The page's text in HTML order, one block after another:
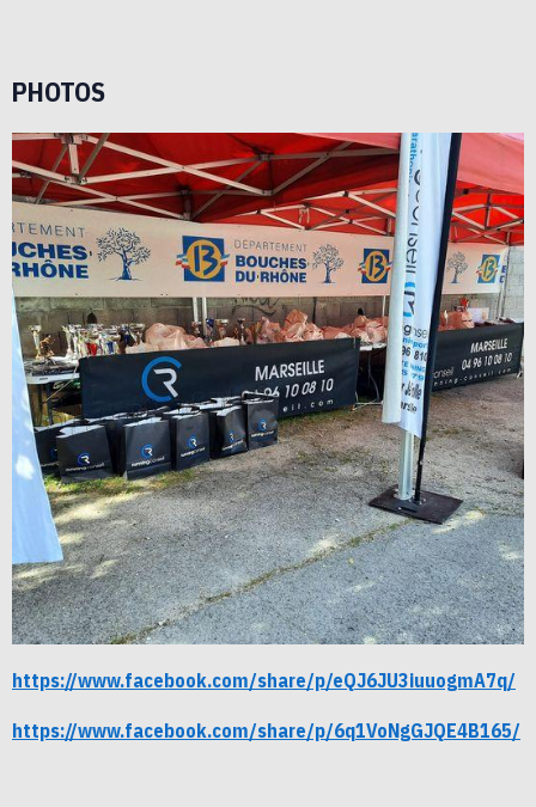
PHOTOS
https://www.facebook.com/share/p/eQJ6JU3iuuogmA7q/
https://www.facebook.com/share/p/6q1VoNgGJQE4B165/